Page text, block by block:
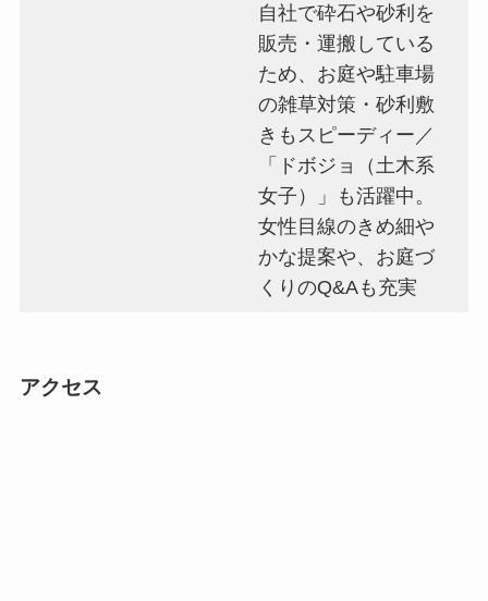
自社で砕石や砂利を
販売・運搬している
ため、お庭や駐車場
の雑草対策・砂利敷
きもスピーディー／
「ドボジョ（土木系
女子）」も活躍中。
女性目線のきめ細や
かな提案や、お庭づ
くりのQ&Aも充実
アクセス